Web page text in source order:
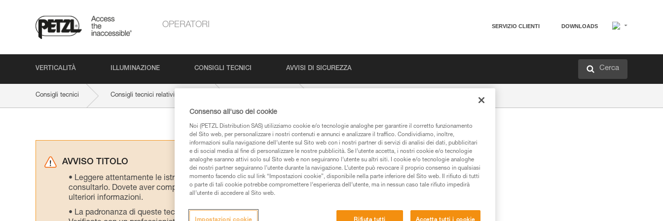
OPERATORI SERVIZIO CLIENTI DOWNLOADS
VERTICALITÀ ILLUMINAZIONE CONSIGLI TECNICI AVVISI DI SICUREZZA Cerca
Consigli tecnici Consigli tecnici relativi al prodotto
AVVISO TITOLO
Leggere attentamente le istruzioni tecniche dei prodotti utilizzati in questo consiglio prima di
consultarlo. Dovete aver compreso le informazioni dell’istruzione tecnica per poter capire queste
ulteriori informazioni.
La padronanza di queste tecniche richiede una formazione ed un addestramento specifico.
Consenso all'uso dei cookie
Noi (PETZL Distribution SAS) utilizziamo cookie e/o tecnologie analoghe per garantire il corretto funzionamento
del Sito web, per personalizzare i nostri contenuti e annunci e analizzare il traffico. Condividiamo, inoltre,
informazioni sulla navigazione dell’utente sul Sito web con i nostri partner di servizi di analisi dei dati, pubblicitari
e di social media al fine di personalizzare le nostre pubblicità. Se l’utente accetta, i nostri cookie e/o tecnologie
analoghe saranno attivi solo sul Sito web e non seguiranno l’utente su altri siti. I cookie e/o tecnologie analoghe
dei nostri partner seguiranno l’utente durante la navigazione. L’utente può revocare il proprio consenso in qualsiasi
momento facendo clic sul link “Impostazioni cookie”, disponibile nella parte inferiore del Sito web. Il rifiuto di tutti
o parte di tali cookie potrebbe compromettere l’esperienza dell’utente, ma in nessun caso tale rifiuto impedirà
all’utente di accedere al Sito web.